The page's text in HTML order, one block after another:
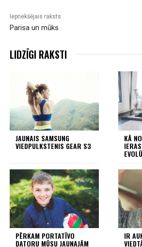
Iepriekšējais raksts
Parisa un mūks
LIDZĪGI RAKSTI
JAUNAIS SAMSUNG
VIEDPULKSTENIS GEAR S3
KĀ
PĒRKAM PORTATĪVO
DATORU MŪSU JAUNAJĀM
IR